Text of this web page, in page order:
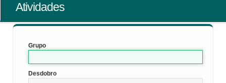
Atividades
Grupo
Desdobro